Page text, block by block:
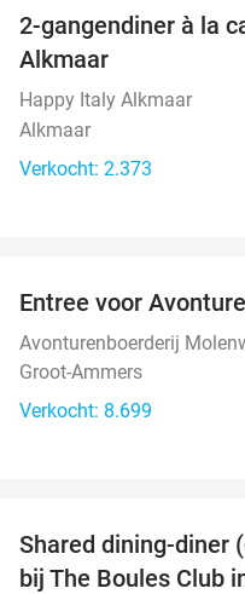
2-gangendiner à la
Alkmaar
Happy Italy Alkmaar
Alkmaar
Verkocht: 2.373
Entree voor
Avonturenboerderij
Groot-Ammers
Verkocht: 8.699
Shared dining-diner
bij The Boules Club